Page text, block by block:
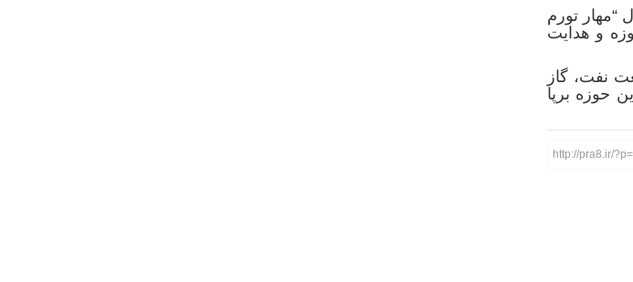
“مهار تورم
و هدایت
نفت، گاز
حوزه برپا
http://pra8.ir/